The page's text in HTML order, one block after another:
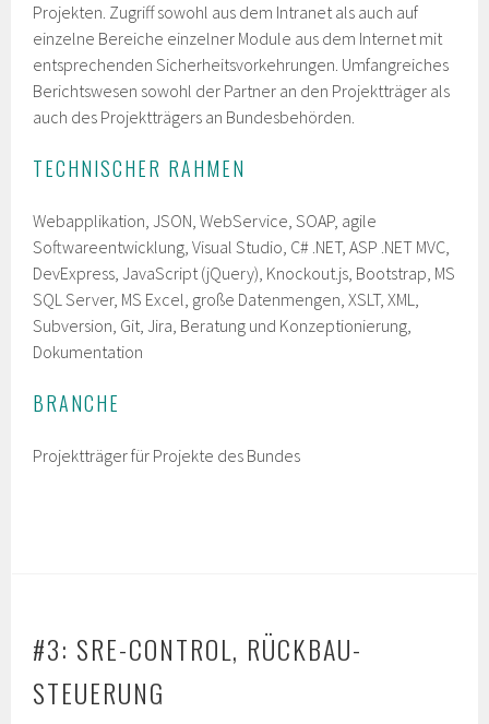
Projekten. Zugriff sowohl aus dem Intranet als auch auf
einzelne Bereiche einzelner Module aus dem Internet mit
entsprechenden Sicherheitsvorkehrungen. Umfangreiches
Berichtswesen sowohl der Partner an den Projektträger als
auch des Projektträgers an Bundesbehörden.
TECHNISCHER RAHMEN
Webapplikation, JSON, WebService, SOAP, agile
Softwareentwicklung, Visual Studio, C# .NET, ASP .NET MVC,
DevExpress, JavaScript (jQuery), Knockout.js, Bootstrap, MS
SQL Server, MS Excel, große Datenmengen, XSLT, XML,
Subversion, Git, Jira, Beratung und Konzeptionierung,
Dokumentation
BRANCHE
Projektträger für Projekte des Bundes
#3: SRE-CONTROL, RÜCKBAU-
STEUERUNG